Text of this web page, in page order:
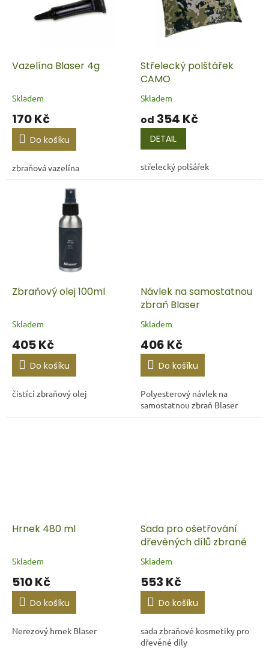
dVazelína Blaser 4g
Skladem
170 Kč
Do košíku
zbraňová vazelína
Střelecký polštářek
CAMO
Skladem
od 354 Kč
DETAIL
střelecký polšářek
Zbraňový olej 100ml
Skladem
405 Kč
Do košíku
čistící zbraňový olej
Návlek na samostatnou
zbraň Blaser
Skladem
406 Kč
Do košíku
Polyesterový návlek na
samostatnou zbraň Blaser
Hrnek 480 ml
Skladem
510 Kč
Do košíku
Nerezový hrnek Blaser
Sada pro ošetřování
dřevěných dílů zbraně
Skladem
553 Kč
Do košíku
sada zbraňové kosmetiky pro
dřevěné díly